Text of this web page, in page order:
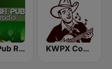
Irish Pub Radio KWPX Cowpoke Classic Country Music